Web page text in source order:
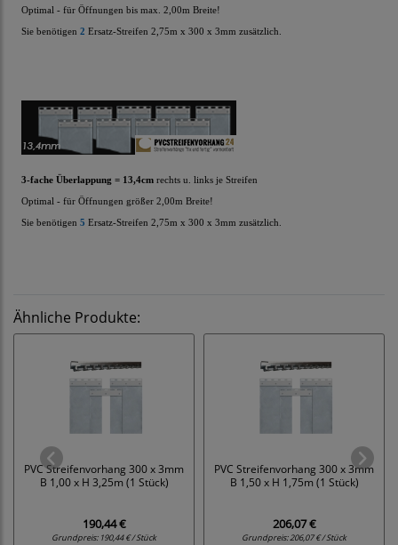
Optimal - für Öffnungen bis max. 2,00m Breite!
Sie benötigen 2 Ersatz-Streifen 2,75m x 300 x 3mm zusätzlich.
3-fache Überlappung = 13,4cm rechts u. links je Streifen
Optimal - für Öffnungen größer 2,00m Breite!
Sie benötigen 5 Ersatz-Streifen 2,75m x 300 x 3mm zusätzlich.
Ähnliche Produkte:
PVC Streifenvorhang 300 x 3mm
B 1,00 x H 3,25m (1 Stück)
190,44 €
Grundpreis: 190,44 € / Stück
PVC Streifenvorhang 300 x 3mm
B 1,50 x H 1,75m (1 Stück)
206,07 €
Grundpreis:206,07 € / Stück